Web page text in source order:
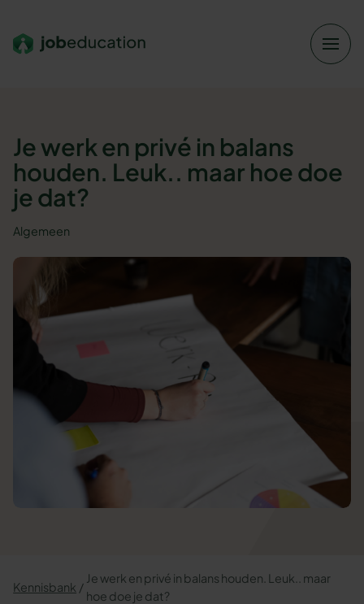
Je werk en privé in balans
houden. Leuk.. maar hoe doe
je dat?
Algemeen
Kennisbank
Je werk en privé in balans houden. Leuk.. maar
hoe doe je dat?